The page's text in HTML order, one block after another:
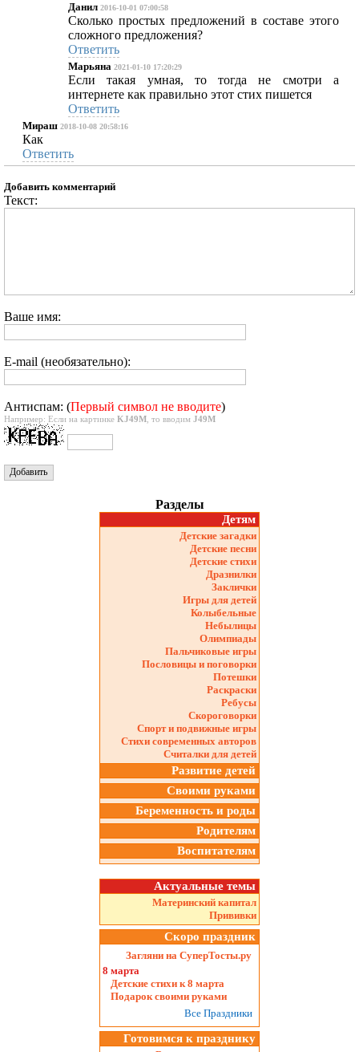
Данил 2016-10-01 07:00:58
Сколько простых предложений в составе этого
сложного предложения?
Ответить
Марьяна 2021-01-10 17:20:29
Если такая умная, то тогда не смотри а
интернете как правильно этот стих пишется
Ответить
Мираш 2018-10-08 20:58:16
Как
Ответить
Добавить комментарий
Текст:
Ваше имя:
E-mail (необязательно):
Антиспам: (Первый символ не вводите)
Например: Если на картинке KJ49M , то вводим J49M
Разделы
Детям
Детские загадки
Детские песни
Детские стихи
Дразнилки
Заклички
Игры для детей
Колыбельные
Небылицы
Олимпиады
Пальчиковые игры
Пословицы и поговорки
Потешки
Раскраски
Ребусы
Скороговорки
Спорт и подвижные игры
Стихи современных авторов
Считалки для детей
Развитие детей
Своими руками
Беременность и роды
Родителям
Воспитателям
Актуальные темы
Материнский капитал
Прививки
Скоро праздник
Загляни на СуперТосты.ру
8 марта
Детские стихи к 8 марта
Подарок своими руками
Все Праздники
Готовимся к празднику